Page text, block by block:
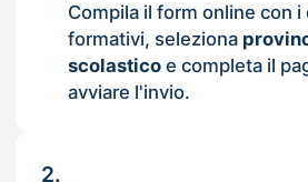
Compila il form online con i
formativi, seleziona
scolasticoe completa il
avviare l'invio.
2.